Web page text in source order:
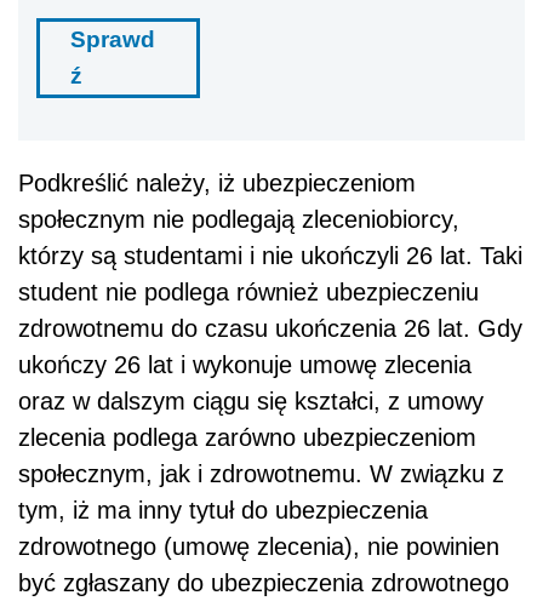
Sprawd
ź
Podkreślić należy, iż ubezpieczeniom
społecznym nie podlegają zleceniobiorcy,
którzy są studentami i nie ukończyli 26 lat. Taki
student nie podlega również ubezpieczeniu
zdrowotnemu do czasu ukończenia 26 lat. Gdy
ukończy 26 lat i wykonuje umowę zlecenia
oraz w dalszym ciągu się kształci, z umowy
zlecenia podlega zarówno ubezpieczeniom
społecznym, jak i zdrowotnemu. W związku z
tym, iż ma inny tytuł do ubezpieczenia
zdrowotnego (umowę zlecenia), nie powinien
być zgłaszany do ubezpieczenia zdrowotnego